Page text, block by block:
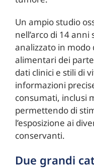
Un ampio studio
nell’arco di 14
analizzato in
alimentari dei
dati clinici e stili di
informazioni
consumati, inclusi
permettendo di
l’esposizione ai
conservanti.
Due grandi